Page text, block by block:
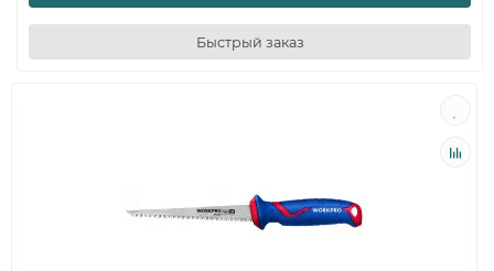
Быстрый заказ